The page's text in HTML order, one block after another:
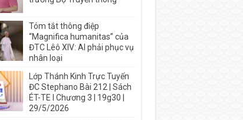
Tóm tắt thông điệp
“Magnifica humanitas” của
ĐTC Lêô XIV: AI phải phục vụ
nhân loại
Lớp Thánh Kinh Trực Tuyến
ĐC Stephano Bài 212 | Sách
ÉT-TE I Chương 3 | 19g30 |
29/5/2026